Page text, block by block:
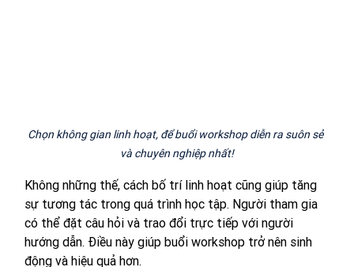
Chọn không gian linh hoạt, để buổi workshop diễn ra suôn sẻ
và chuyên nghiệp nhất!
Không những thế, cách bố trí linh hoạt cũng giúp tăng
sự tương tác trong quá trình học tập. Người tham gia
có thể đặt câu hỏi và trao đổi trực tiếp với người
hướng dẫn. Điều này giúp buổi workshop trở nên sinh
động và hiệu quả hơn.